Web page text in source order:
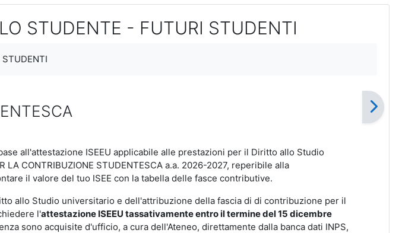
STUDENTE - FUTURI STUDENTI
all'attestazione ISEEU applicabile alle prestazioni per il Diritto allo Studio
LA CONTRIBUZIONE STUDENTESCA a.a. 2026-2027, reperibile alla
il valore del tuo ISEE con la tabella delle fasce contributive.
allo Studio universitario e dell'attribuzione della fascia di di contribuzione per il
l'attestazione ISEEU tassativamenteentro il termine del 15 dicembre
sono acquisite d'ufficio, a cura dell'Ateneo, direttamente dalla banca dati INPS,